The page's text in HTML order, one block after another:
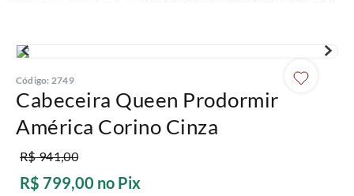
Código: 2749
Cabeceira Queen Prodormir
América Corino Cinza
R$941,00
R$ 799,00 no Pix